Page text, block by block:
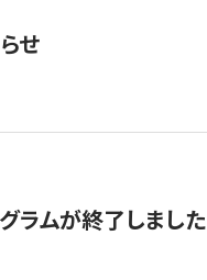
せ
ラムが終了しました